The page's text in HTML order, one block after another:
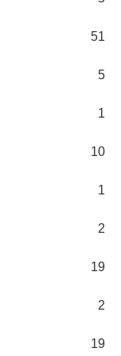
51
5
1
10
1
2
19
2
19